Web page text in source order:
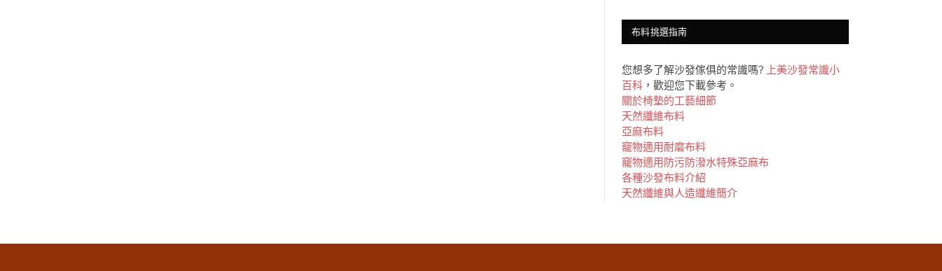
布料挑選指南
您想多了解沙發傢俱的常識嗎?
上美沙發常識小
百科 ，歡迎您下載參考。
關於椅墊的工藝細節
天然纖維布料
亞麻布料
竉物適用耐磨布料
竉物適用防污防潑水特殊亞麻布
各種沙發布料介紹
天然纖維與人造纖維簡介